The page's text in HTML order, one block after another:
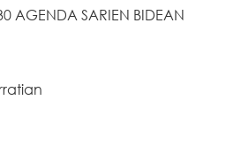
AGENDA SARIEN BIDEAN